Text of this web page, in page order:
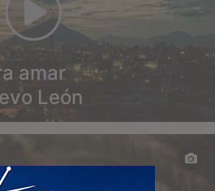
amar
León